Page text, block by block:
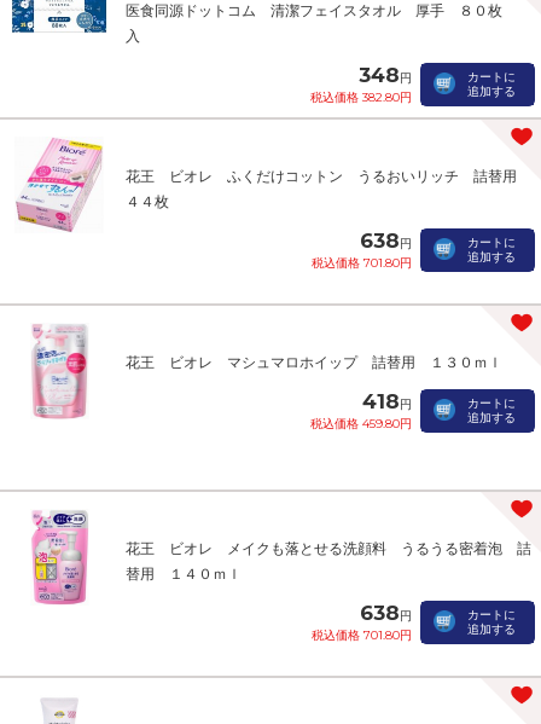
医食同源ドットコム 清潔フェイスタオル 厚手 ８０枚
入
348円
税込価格 382.80円
カートに
追加する
花王 ビオレ ふくだけコットン うるおいリッチ 詰替用
４４枚
638円
税込価格 701.80円
カートに
追加する
花王 ビオレ マシュマロホイップ 詰替用 １３０ｍｌ
418円
税込価格 459.80円
カートに
追加する
花王 ビオレ メイクも落とせる洗顔料 うるうる密着泡 詰
替用 １４０ｍｌ
638円
税込価格 701.80円
カートに
追加する